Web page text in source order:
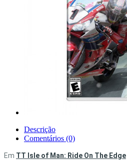
Descrição
Comentários (0)
Em TT Isle of Man: Ride On The Edge